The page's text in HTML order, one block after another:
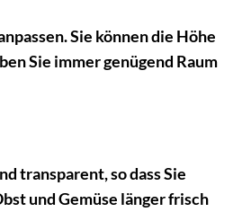
Sie können die Höhe
Sie immer genügend Raum
transparent, so dass Sie
und Gemüse länger frisch